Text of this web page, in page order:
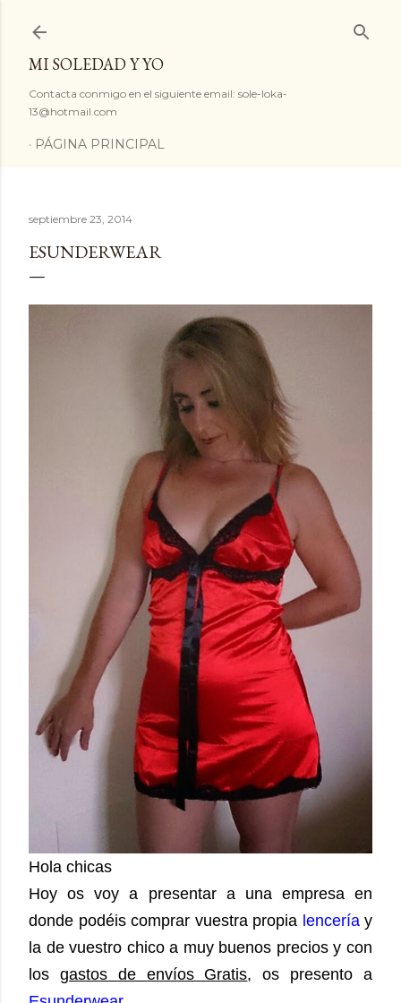
MI SOLEDAD Y YO
Contacta conmigo en el siguiente email: sole-loka-
13@hotmail.com
PÁGINA PRINCIPAL
septiembre 23, 2014
ESUNDERWEAR
Hola chicas
Hoy os voy a presentar a una empresa en
donde podéis comprar vuestra propia lenceríay
la de vuestro chico a muy buenos precios y con
los gastos de envíos Gratis, os presento a